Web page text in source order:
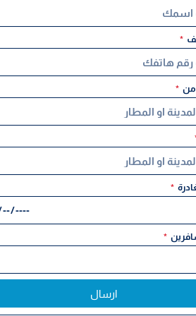
من
ارسال